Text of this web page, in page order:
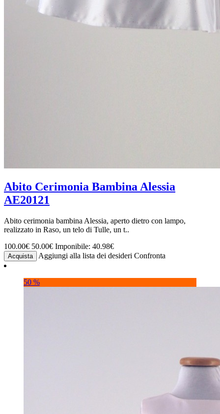
Abito Cerimonia Bambina Alessia
AE20121
Abito cerimonia bambina Alessia, aperto dietro con lampo,
realizzato in Raso, un telo di Tulle, un t..
100.00€ 50.00€ Imponibile: 40.98€
Acquista Aggiungi alla lista dei desideri Confronta
50 %